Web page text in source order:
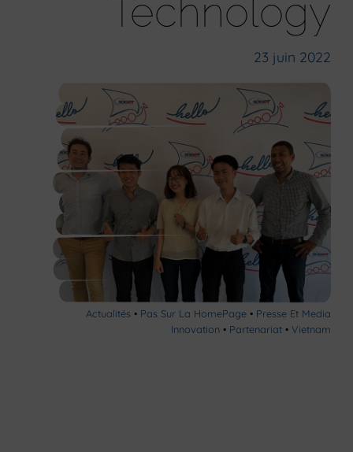
Technology
23 juin 2022
Actualités • Pas Sur La HomePage • Presse Et Media
Innovation • Partenariat • Vietnam